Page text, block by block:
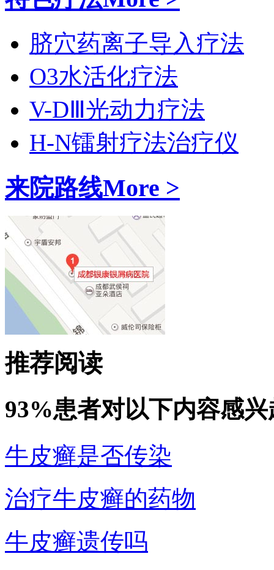
脐穴药离子导入疗法
O3水活化疗法
V-DⅢ光动力疗法
H-N镭射疗法治疗仪
来院路线More >
推荐阅读
93%患者对以下内容感兴
牛皮癣是否传染
治疗牛皮癣的药物
牛皮癣遗传吗